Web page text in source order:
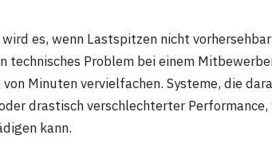
es, wenn Lastspitzen nicht
technisches Problem bei einem
Minuten vervielfachen. Systeme, die
drastisch verschlechterter
kann.